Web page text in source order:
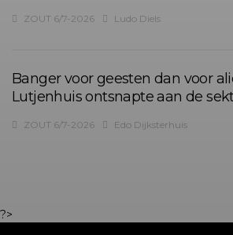
ZOUT 6/7-2026 Ludo Diels
Banger voor geesten dan voor
Lutjenhuis ontsnapte aan de
ZOUT 6/7-2026 Edo Dijksterhuis
?>